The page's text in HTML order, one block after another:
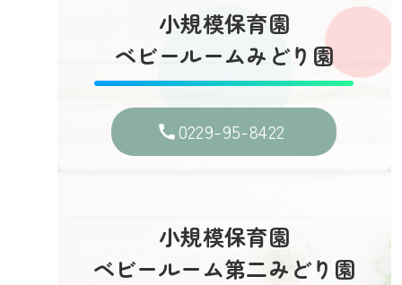
小規模保育園
ベビールームみどり園
0229-95-8422
小規模保育園
ベビールーム第二みどり園